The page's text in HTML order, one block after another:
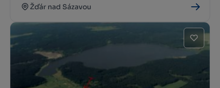
Žďár nad Sázavou